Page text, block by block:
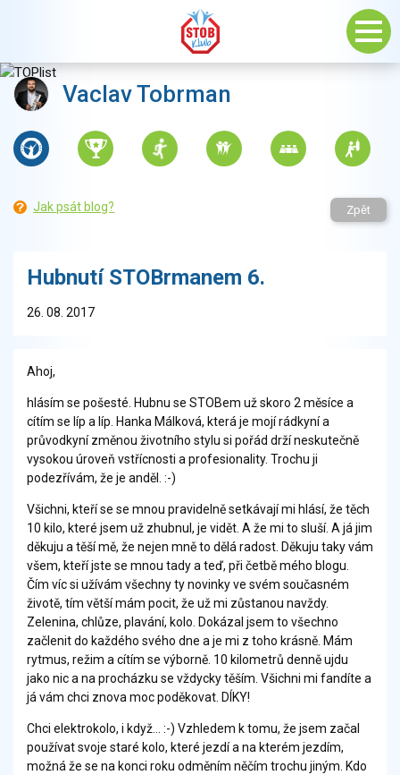
Vaclav Tobrman
Jak psát blog? Zpět
Hubnutí STOBrmanem 6.
26. 08. 2017
Ahoj,
hlásím se pošesté. Hubnu se STOBem už skoro 2 měsíce a
cítím se líp a líp. Hanka Málková, která je mojí rádkyní a
průvodkyní změnou životního stylu si pořád drží neskutečně
vysokou úroveň vstřícnosti a profesionality. Trochu ji
podezřívám, že je anděl. :-)
Všichni, kteří se se mnou pravidelně setkávají mi hlásí, že těch
10 kilo, které jsem už zhubnul, je vidět. A že mi to sluší. A já jim
děkuju a těší mě, že nejen mně to dělá radost. Děkuju taky vám
všem, kteří jste se mnou tady a teď, při četbě mého blogu.
Čím víc si užívám všechny ty novinky ve svém současném
životě, tím větší mám pocit, že už mi zůstanou navždy.
Zelenina, chlůze, plavání, kolo. Dokázal jsem to všechno
začlenit do každého svého dne a je mi z toho krásně. Mám
rytmus, režim a cítím se výborně. 10 kilometrů denně ujdu
jako nic a na procházku se vždycky těším. Všichni mi fandíte a
já vám chci znova moc poděkovat. DÍKY!
Chci elektrokolo, i když... :-) Vzhledem k tomu, že jsem začal
používat svoje staré kolo, které jezdí a na kterém jezdím,
možná že se na konci roku odměním něčím trochu jiným. Kdo